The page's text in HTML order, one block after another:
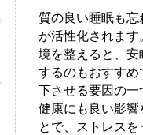
質の良い睡眠も
が活性化されま
境を整えると、
するのもおすす
下させる要因の
健康にも良い影
とで、ストレス